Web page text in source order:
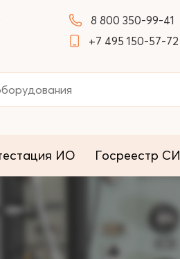
8 800 350-99-41
+7 495 150-57-72
ИО Госреестр СИ